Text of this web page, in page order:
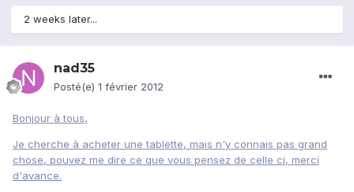
2 weeks later...
nad35
Posté(e) 1 février 2012
Bonjour à tous,
Je cherche à acheter une tablette, mais n'y connais pas grand
chose, pouvez me dire ce que vous pensez de celle ci, merci
d'avance.